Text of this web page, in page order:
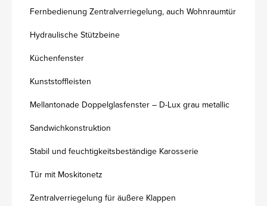
Fernbedienung Zentralverriegelung, auch Wohnraumtür
Hydraulische Stützbeine
Küchenfenster
Kunststoffleisten
Mellantonade Doppelglasfenster – D-Lux grau metallic
Sandwichkonstruktion
Stabil und feuchtigkeitsbeständige Karosserie
Tür mit Moskitonetz
Zentralverriegelung für äußere Klappen